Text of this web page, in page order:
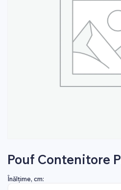
Pouf Contenitore
Înălțime, cm: